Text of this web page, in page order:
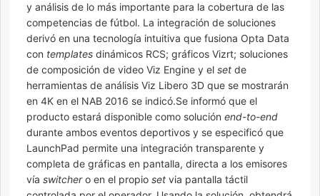
y análisis de lo más importante para la cobertura de las
competencias de fútbol. La integración de soluciones
derivó en una tecnología intuitiva que fusiona Opta Data
con templates dinámicos RCS; gráficos Vizrt; soluciones
de composición de video Viz Engine y el set de
herramientas de análisis Viz Libero 3D que se mostrarán
en 4K en el NAB 2016 se indicó.Se informó que el
producto estará disponible como solución end-to-end
durante ambos eventos deportivos y se especificó que
LaunchPad permite una integración transparente y
completa de gráficas en pantalla, directa a los emisores
vía switchero en el propio set via pantalla táctil